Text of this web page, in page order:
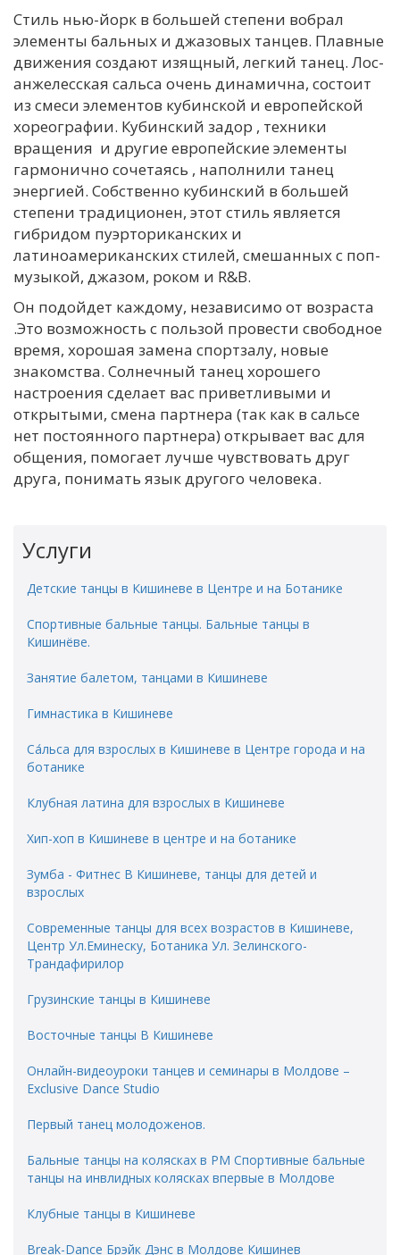
Стиль нью-йорк в большей степени вобрал
элементы бальных и джазовых танцев. Плавные
движения создают изящный, легкий танец. Лос-
анжелесская сальса очень динамична, состоит
из смеси элементов кубинской и европейской
хореографии. Кубинский задор , техники
вращения и другие европейские элементы
гармонично сочетаясь , наполнили танец
энергией. Собственно кубинский в большей
степени традиционен, этот стиль является
гибридом пуэрториканских и
латиноамериканских стилей, смешанных с поп-
музыкой, джазом, роком и R&B.
Он подойдет каждому, независимо от возраста
.Это возможность с пользой провести свободное
время, хорошая замена спортзалу, новые
знакомства. Солнечный танец хорошего
настроения сделает вас приветливыми и
открытыми, смена партнера (так как в сальсе
нет постоянного партнера) открывает вас для
общения, помогает лучше чувствовать друг
друга, понимать язык другого человека.
Услуги
Детские танцы в Кишиневе в Центре и на Ботанике
Спортивные бальные танцы. Бальные танцы в
Кишинёве.
Занятие балетом, танцами в Кишиневе
Гимнастика в Кишиневе
Са́льса для взрослых в Кишиневе в Центре города и на
ботанике
Клубная латина для взрослых в Кишиневе
Хип-хоп в Кишиневе в центре и на ботанике
Зумба - Фитнес В Кишиневе, танцы для детей и
взрослых
Современные танцы для всех возрастов в Кишиневе,
Центр Ул.Еминеску, Ботаника Ул. Зелинского-
Трандафирилор
Грузинские танцы в Кишиневе
Восточные танцы В Кишиневе
Онлайн-видеоуроки танцев и семинары в Молдове –
Exclusive Dance Studio
Первый танец молодоженов.
Бальные танцы на колясках в РМ Спортивные бальные
танцы на инвлидных колясках впервые в Молдове
Клубные танцы в Кишиневе
Break-Dance Брэйк Дэнс в Молдове Кишинев